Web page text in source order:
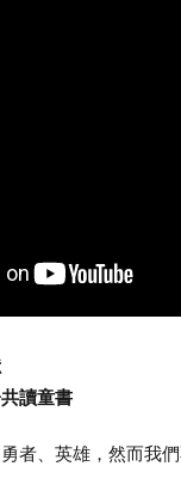
讀童書
者、英雄，然而我